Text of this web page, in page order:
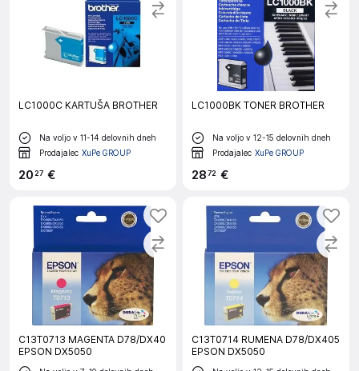
LC1000C KARTUŠA BROTHER
Na voljo v 11-14 delovnih dneh
Prodajalec XuPe GROUP
20 27 €
LC1000BK TONER BROTHER
Na voljo v 12-15 delovnih dneh
Prodajalec XuPe GROUP
2872 €
C13T0713 MAGENTA D78/DX40
EPSON DX5050
C13T0714 RUMENA D78/DX405
EPSON DX5050